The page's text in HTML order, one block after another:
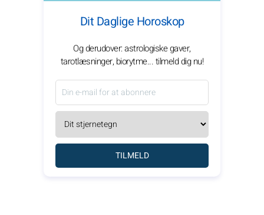
Dit Daglige Horoskop
Og derudover: astrologiske gaver,
tarotlæsninger, biorytme... tilmeld dig nu!
TILMELD